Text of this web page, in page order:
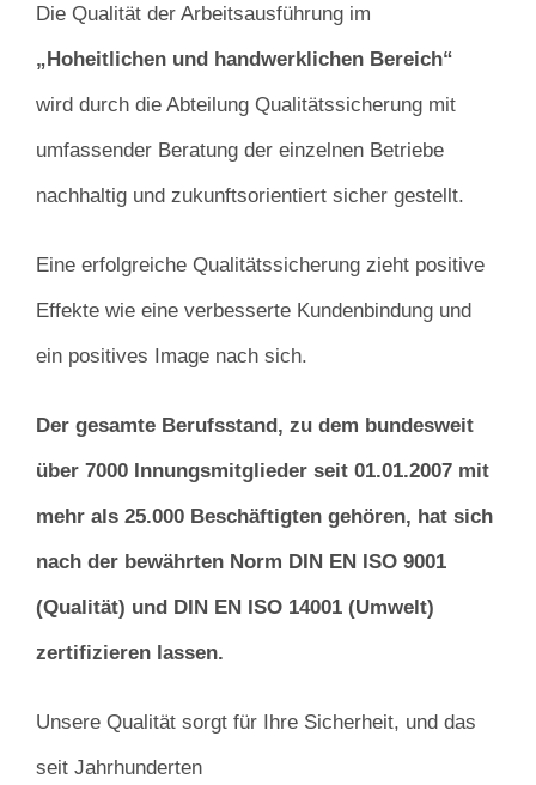
Die Qualität der Arbeitsausführung im
„Hoheitlichen und handwerklichen Bereich“
wird durch die Abteilung Qualitätssicherung mit
umfassender Beratung der einzelnen Betriebe
nachhaltig und zukunftsorientiert sicher gestellt.
Eine erfolgreiche Qualitätssicherung zieht positive
Effekte wie eine verbesserte Kundenbindung und
ein positives Image nach sich.
Der gesamte Berufsstand, zu dem bundesweit
über 7000 Innungsmitglieder seit 01.01.2007 mit
mehr als 25.000 Beschäftigten gehören, hat sich
nach der bewährten Norm DIN EN ISO 9001
(Qualität) und DIN EN ISO 14001 (Umwelt)
zertifizieren lassen.
Unsere Qualität sorgt für Ihre Sicherheit, und das
seit Jahrhunderten